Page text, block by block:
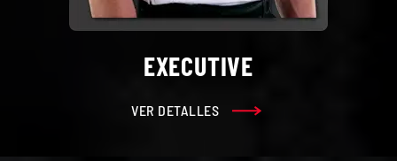
EXECUTIVE
VER DETALLES